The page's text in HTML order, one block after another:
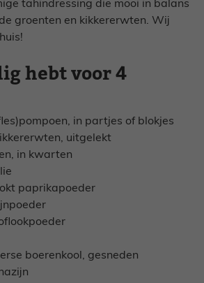
tahindressing die mooi in balans
groenten en kikkererwten. Wij
hebt voor 4
in partjes of blokjes
uitgelekt
in kwarten
paprikapoeder
boerenkool, gesneden